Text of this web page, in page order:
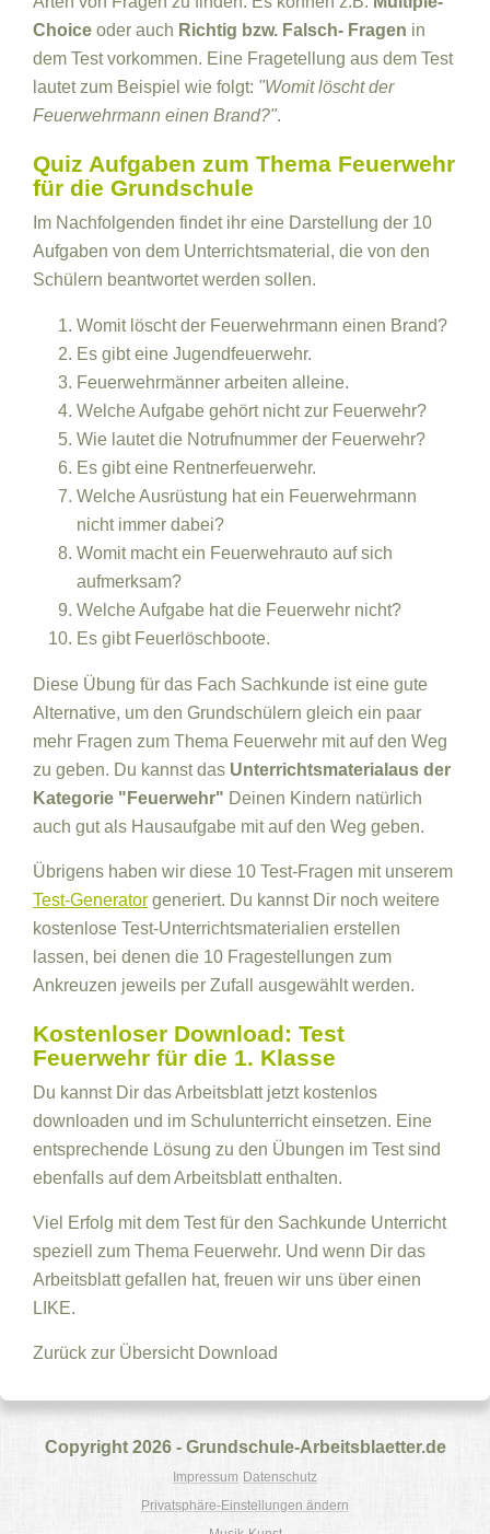
Choice oder auch Richtig bzw. Falsch- Fragen in
dem Test vorkommen. Eine Fragetellung aus dem Test
lautet zum Beispiel wie folgt: "Womit löscht der
Feuerwehrmann einen Brand?".
Quiz Aufgaben zum Thema Feuerwehr
für die Grundschule
Im Nachfolgenden findet ihr eine Darstellung der 10
Aufgaben von dem Unterrichtsmaterial, die von den
Schülern beantwortet werden sollen.
Womit löscht der Feuerwehrmann einen Brand?
Es gibt eine Jugendfeuerwehr.
Feuerwehrmänner arbeiten alleine.
Welche Aufgabe gehört nicht zur Feuerwehr?
Wie lautet die Notrufnummer der Feuerwehr?
Es gibt eine Rentnerfeuerwehr.
Welche Ausrüstung hat ein Feuerwehrmann
nicht immer dabei?
Womit macht ein Feuerwehrauto auf sich
aufmerksam?
Welche Aufgabe hat die Feuerwehr nicht?
Es gibt Feuerlöschboote.
Diese Übung für das Fach Sachkunde ist eine gute
Alternative, um den Grundschülern gleich ein paar
mehr Fragen zum Thema Feuerwehr mit auf den Weg
zu geben. Du kannst das Unterrichtsmaterialaus der
Kategorie "Feuerwehr" Deinen Kindern natürlich
auch gut als Hausaufgabe mit auf den Weg geben.
Übrigens haben wir diese 10 Test-Fragen mit unserem
Test-Generator generiert. Du kannst Dir noch weitere
kostenlose Test-Unterrichtsmaterialien erstellen
lassen, bei denen die 10 Fragestellungen zum
Ankreuzen jeweils per Zufall ausgewählt werden.
Kostenloser Download: Test
Feuerwehr für die 1. Klasse
Du kannst Dir das Arbeitsblatt jetzt kostenlos
downloaden und im Schulunterricht einsetzen. Eine
entsprechende Lösung zu den Übungen im Test sind
ebenfalls auf dem Arbeitsblatt enthalten.
Viel Erfolg mit dem Test für den Sachkunde Unterricht
speziell zum Thema Feuerwehr. Und wenn Dir das
Arbeitsblatt gefallen hat, freuen wir uns über einen
LIKE.
Zurück zur Übersicht Download
Copyright 2026 - Grundschule-Arbeitsblaetter.de
Impressum Datenschutz
Privatsphäre-Einstellungen ändern